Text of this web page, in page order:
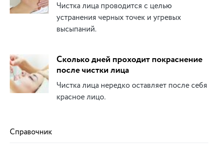
Чистка лица проводится с целью
устранения черных точек и угревых
высыпаний.
Сколько дней проходит покраснение
после чистки лица
Чистка лица нередко оставляет после себя
красное лицо.
Справочник